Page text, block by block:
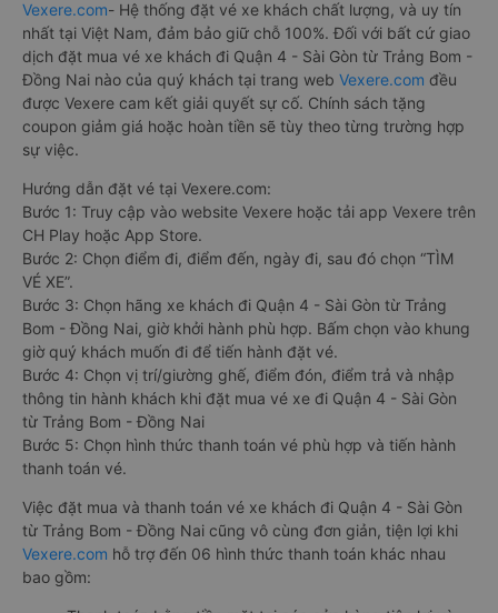
Vexere.com- Hệ thống đặt vé xe khách chất lượng, và uy tín
nhất tại Việt Nam, đảm bảo giữ chỗ 100%. Đối với bất cứ giao
dịch đặt mua vé xe khách đi Quận 4 - Sài Gòn từ Trảng Bom -
Đồng Nai nào của quý khách tại trang web Vexere.com đều
được Vexere cam kết giải quyết sự cố. Chính sách tặng
coupon giảm giá hoặc hoàn tiền sẽ tùy theo từng trường hợp
sự việc.
Hướng dẫn đặt vé tại Vexere.com:
Bước 1: Truy cập vào website Vexere hoặc tải app Vexere trên
CH Play hoặc App Store.
Bước 2: Chọn điểm đi, điểm đến, ngày đi, sau đó chọn “TÌM
VÉ XE”.
Bước 3: Chọn hãng xe khách đi Quận 4 - Sài Gòn từ Trảng
Bom - Đồng Nai, giờ khởi hành phù hợp. Bấm chọn vào khung
giờ quý khách muốn đi để tiến hành đặt vé.
Bước 4: Chọn vị trí/giường ghế, điểm đón, điểm trả và nhập
thông tin hành khách khi đặt mua vé xe đi Quận 4 - Sài Gòn
từ Trảng Bom - Đồng Nai
Bước 5: Chọn hình thức thanh toán vé phù hợp và tiến hành
thanh toán vé.
Việc đặt mua và thanh toán vé xe khách đi Quận 4 - Sài Gòn
từ Trảng Bom - Đồng Nai cũng vô cùng đơn giản, tiện lợi khi
Vexere.com hỗ trợ đến 06 hình thức thanh toán khác nhau
bao gồm: